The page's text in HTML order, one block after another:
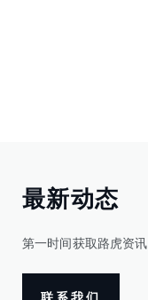
最新动态
第一时间获取路虎资讯